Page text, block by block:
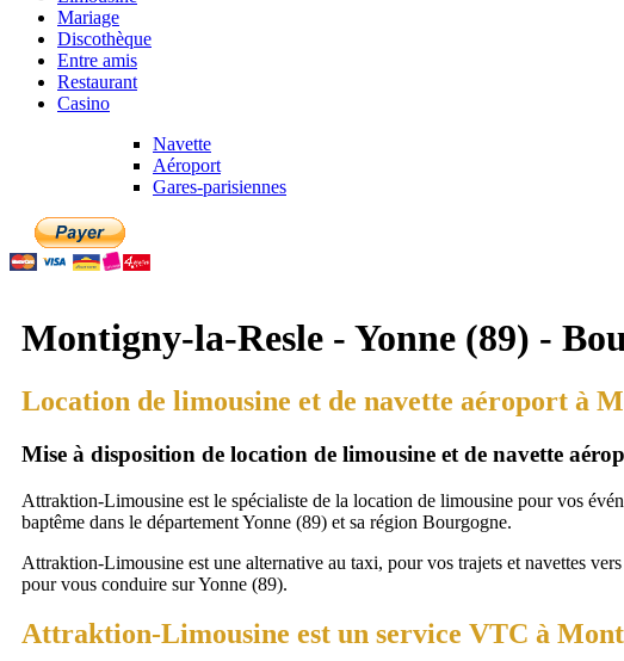
Mariage
Discothèque
Entre amis
Restaurant
Casino
Navette
Aéroport
Gares-parisiennes
Montigny-la-Resle - Yonne (89) -
Location de limousine et de navette aéroport à
Mise à disposition de location de limousine et de navette
Attraktion-Limousine est le spécialiste de la location de limousine pour vos
baptême dans le département Yonne (89) et sa région Bourgogne.
Attraktion-Limousine est une alternative au taxi, pour vos trajets et navettes
pour vous conduire sur Yonne (89).
Attraktion-Limousine est un service VTC à